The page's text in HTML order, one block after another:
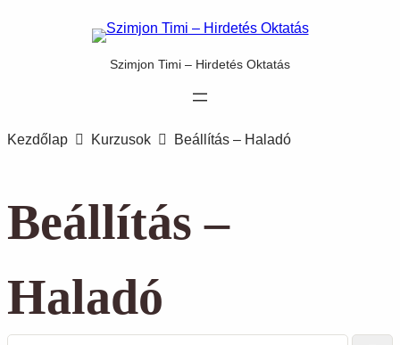
Szimjon Timi – Hirdetés Oktatás
Kezdőlap Kurzusok Beállítás – Haladó
Beállítás –
Haladó